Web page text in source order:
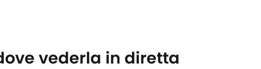
vederla in diretta